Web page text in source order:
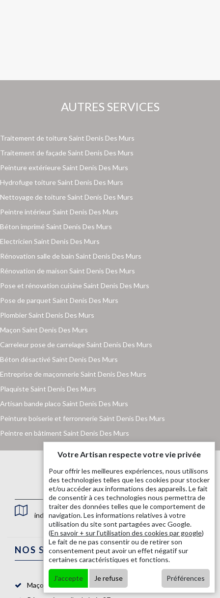
AUTRES SERVICES
Traitement de toiture Saint Denis Des Murs
Traitement de façade Saint Denis Des Murs
Peinture extérieure Saint Denis Des Murs
Hydrofuge toiture Saint Denis Des Murs
Nettoyage de toiture Saint Denis Des Murs
Peintre intérieur Saint Denis Des Murs
Béton imprimé Saint Denis Des Murs
Electricien Saint Denis Des Murs
Rénovation salle de bain Saint Denis Des Murs
Rénovation de maison Saint Denis Des Murs
Pose et rénovation cuisine Saint Denis Des Murs
Pose de parquet Saint Denis Des Murs
Plombier Saint Denis Des Murs
Maçon Saint Denis Des Murs
Carreleur pose de carrelage Saint Denis Des Murs
Béton désactivé Saint Denis Des Murs
Entreprise de maçonnerie Saint Denis Des Murs
Plaquiste Saint Denis Des Murs
Artisan bande placo Saint Denis Des Murs
Peinture boiserie et ferronnerie Saint Denis Des Murs
Peintre en bâtiment Saint Denis Des Murs
indisponible
NOS SERVICES
Maçon 87
Votre Artisan respecte votre vie privée
Pour offrir les meilleures expériences, nous utilisons
des technologies telles que les cookies pour stocker
et/ou accéder aux informations des appareils. Le fait
de consentir à ces technologies nous permettra de
traiter des données telles que le comportement de
navigation. Les informations relatives à votre
utilisation du site sont partagées avec Google.
(En savoir + sur l'utilisation des cookies par google)
Le fait de ne pas consentir ou de retirer son
consentement peut avoir un effet négatif sur
certaines caractéristiques et fonctions.
J'accepte Je refuse Préférences